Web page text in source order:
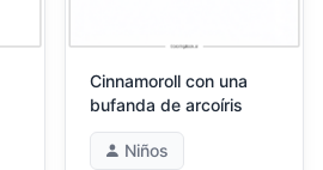
Cinnamoroll con una
bufanda de arcoíris
Niños